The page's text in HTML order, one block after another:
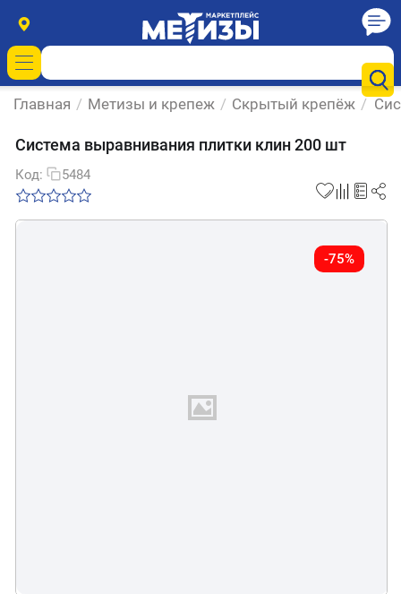
Главная / Метизы и крепеж / Скрытый крепёж /
Система выравнивания плитки клин 200 шт
Код: 5484
-75%